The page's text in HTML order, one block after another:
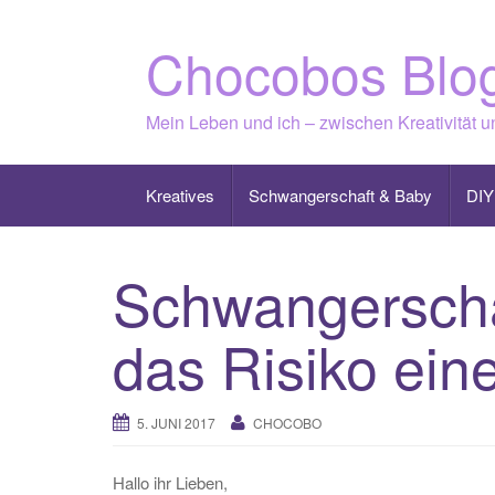
Chocobos
Mein Leben und ich – zwischen Kreativität
Kreatives Schwangerschaft & Baby DIY
das Risiko
5. JUNI 2017 CHOCOBO
Hallo ihr Lieben,